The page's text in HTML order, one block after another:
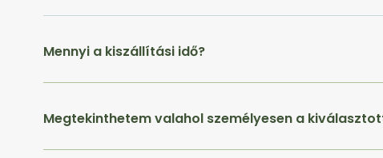
Mennyi a kiszállítási idő?
Megtekinthetem valahol személyesen a